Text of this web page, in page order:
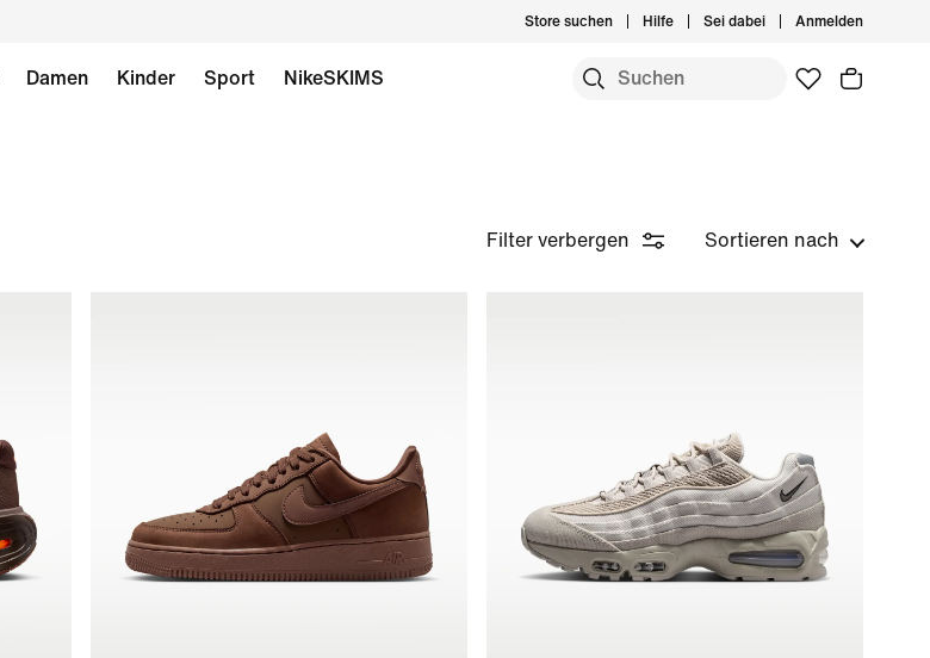
Store suchen Hilfe Sei dabei Anmelden
Damen Kinder Sport
NikeSKIMS
Filter verbergen Sortieren nach